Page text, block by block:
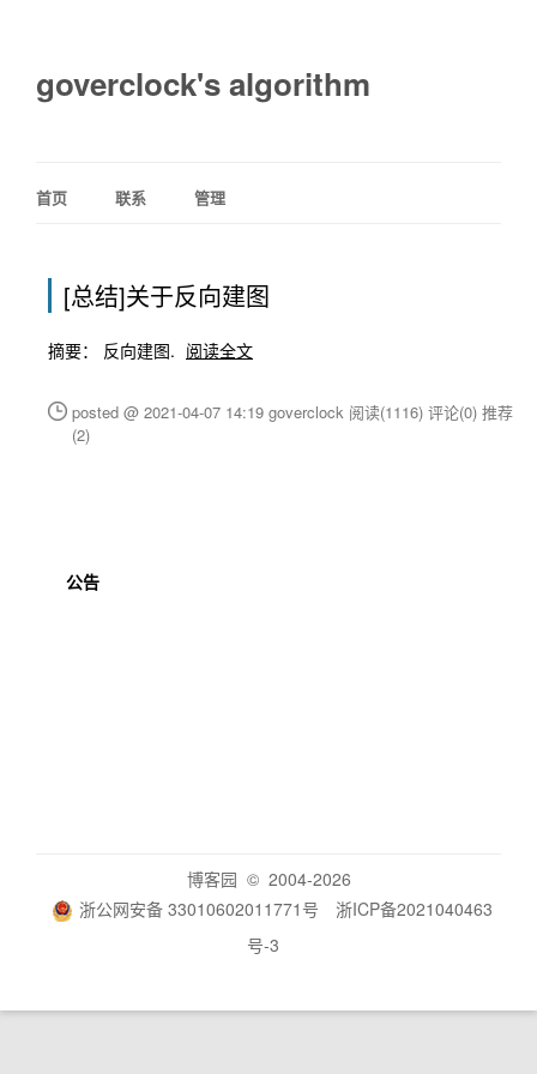
goverclock's algorithm
首页 联系 管理
[总结]关于反向建图
摘要： 反向建图. 阅读全文
posted @ 2021-04-07 14:19 goverclock 阅读(1116) 评论(0) 推荐
(2)
公告
博客园 © 2004-2026
浙公网安备 33010602011771号
浙ICP备2021040463
号-3